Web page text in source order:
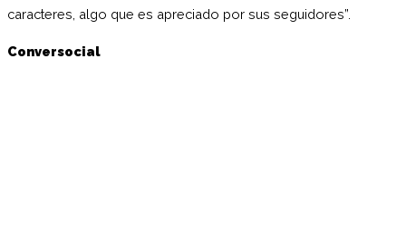
caracteres, algo que es apreciado por sus seguidores”.
Conversocial